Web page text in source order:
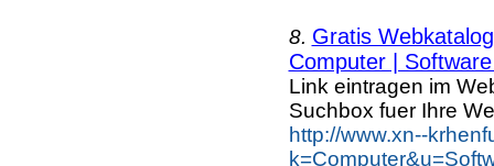
8. Gratis
Computer |
Link eintragen im
Suchbox fuer Ihre
http://www.xn--